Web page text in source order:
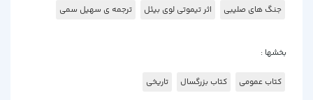
جنگ های صلیبی اثر تیموتی لوی بیئل ترجمه ی سهیل سمی
بخشها :
کتاب عمومی کتاب بزرگسال تاریخی